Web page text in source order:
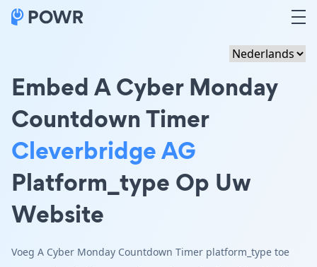
Embed A Cyber Monday
Countdown Timer
Cleverbridge AG
Platform_type Op Uw
Website
Voeg A Cyber Monday Countdown Timer platform_type toe